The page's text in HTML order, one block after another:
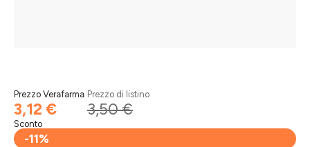
Prezzo Verafarma
3,12 €
Prezzo di listino
3,50 €
Sconto
-11%